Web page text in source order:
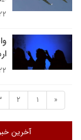
۲۲
۲۲
«
1
2
آخرین